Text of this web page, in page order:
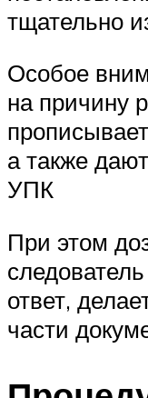
тщательно
Особое
на причину
а также
УПК
При этом
ответ,
части